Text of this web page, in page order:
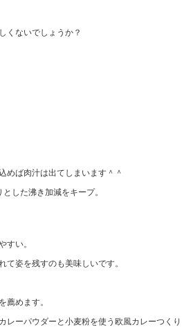
くないでしょうか？
めば肉汁は出てしまいます＾＾
した沸き加減をキープ。
すい。
姿を残すのも美味しいです。
薦めます。
レーパウダーと小麦粉を使う欧風カレーつくり